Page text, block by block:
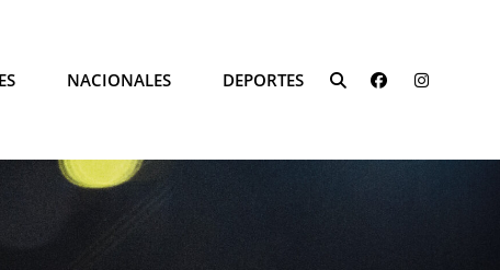
NACIONALES DEPORTES SEARCHFACEBOOK